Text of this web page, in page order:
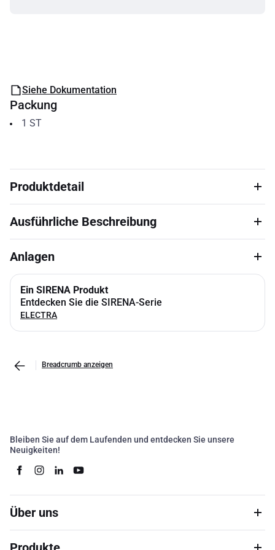
Siehe Dokumentation
Packung
1 ST
Produktdetail
Ausführliche Beschreibung
Anlagen
Ein SIRENA Produkt
Entdecken Sie die SIRENA-Serie
ELECTRA
Breadcrumb anzeigen
Bleiben Sie auf dem Laufenden und entdecken Sie unsere
Neuigkeiten!
Über uns